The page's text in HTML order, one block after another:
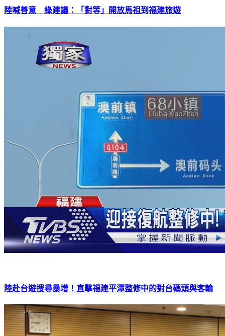
陸喊善意 綠建議：「對等」開放馬祖到福建旅遊
陸赴台遊搜尋暴增！直擊福建平潭整修中的對台碼頭與客輪